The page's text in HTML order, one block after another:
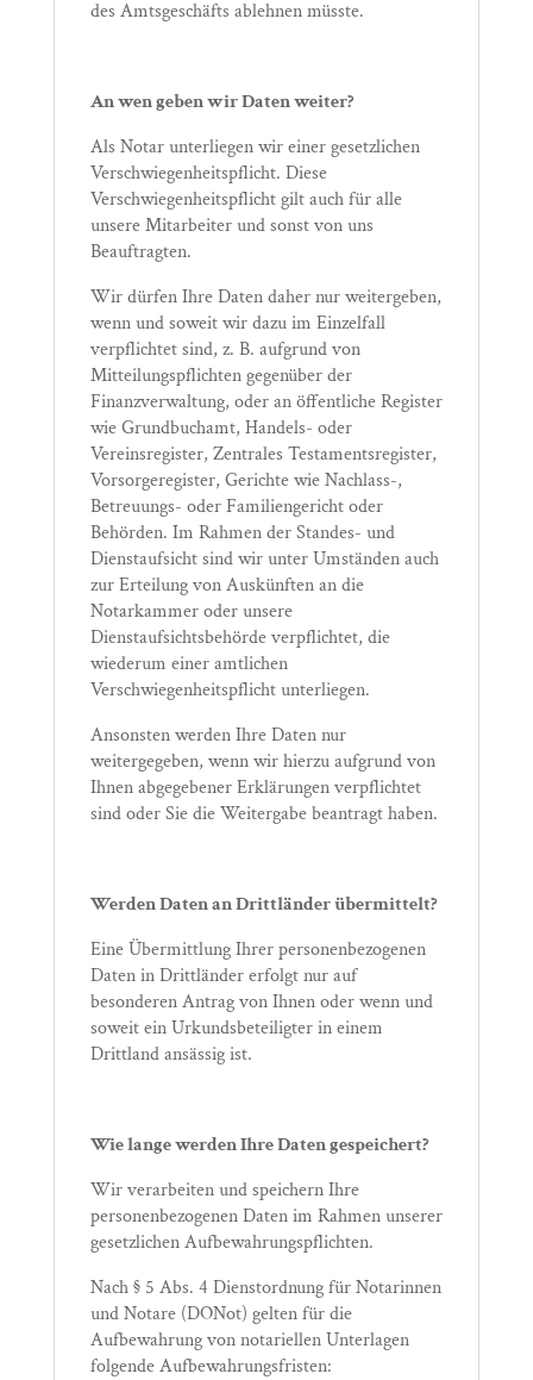
des Amtsgeschäfts ablehnen müsste.
An wen geben wir Daten weiter?
Als Notar unterliegen wir einer gesetzlichen
Verschwiegenheitspflicht. Diese
Verschwiegenheitspflicht gilt auch für alle
unsere Mitarbeiter und sonst von uns
Beauftragten.
Wir dürfen Ihre Daten daher nur weitergeben,
wenn und soweit wir dazu im Einzelfall
verpflichtet sind, z. B. aufgrund von
Mitteilungspflichten gegenüber der
Finanzverwaltung, oder an öffentliche Register
wie Grundbuchamt, Handels- oder
Vereinsregister, Zentrales Testamentsregister,
Vorsorgeregister, Gerichte wie Nachlass-,
Betreuungs- oder Familiengericht oder
Behörden. Im Rahmen der Standes- und
Dienstaufsicht sind wir unter Umständen auch
zur Erteilung von Auskünften an die
Notarkammer oder unsere
Dienstaufsichtsbehörde verpflichtet, die
wiederum einer amtlichen
Verschwiegenheitspflicht unterliegen.
Ansonsten werden Ihre Daten nur
weitergegeben, wenn wir hierzu aufgrund von
Ihnen abgegebener Erklärungen verpflichtet
sind oder Sie die Weitergabe beantragt haben.
Werden Daten an Drittländer übermittelt?
Eine Übermittlung Ihrer personenbezogenen
Daten in Drittländer erfolgt nur auf
besonderen Antrag von Ihnen oder wenn und
soweit ein Urkundsbeteiligter in einem
Drittland ansässig ist.
Wie lange werden Ihre Daten gespeichert?
Wir verarbeiten und speichern Ihre
personenbezogenen Daten im Rahmen unserer
gesetzlichen Aufbewahrungspflichten.
Nach § 5 Abs. 4 Dienstordnung für Notarinnen
und Notare (DONot) gelten für die
Aufbewahrung von notariellen Unterlagen
folgende Aufbewahrungsfristen: